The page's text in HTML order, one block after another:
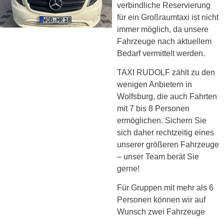
verbindliche Reservierung
für ein Großraumtaxi ist nicht
immer möglich, da unsere
Fahrzeuge nach aktuellem
Bedarf vermittelt werden.
TAXI RUDOLF zählt zu den
wenigen Anbietern in
Wolfsburg, die auch Fahrten
mit 7 bis 8 Personen
ermöglichen. Sichern Sie
sich daher rechtzeitig eines
unserer größeren Fahrzeuge
– unser Team berät Sie
gerne!
Für Gruppen mit mehr als 6
Personen können wir auf
Wunsch zwei Fahrzeuge